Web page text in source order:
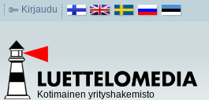
Kirjaudu
Kotimainen yrityshakemisto